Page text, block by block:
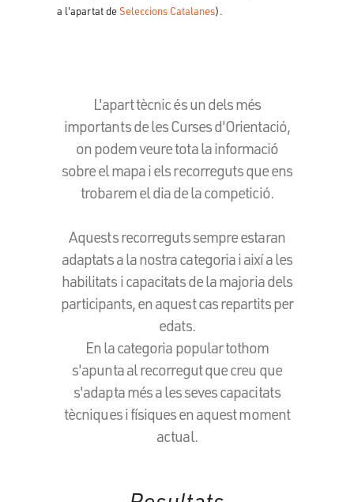
a l'apartat deSeleccions Catalanes).
L'apart tècnic és un dels més
importants de les Curses d'Orientació,
on podem veure tota la informació
sobre el mapa i els recorreguts que ens
trobarem el dia de la competició.
Aquests recorreguts sempre estaran
adaptats a la nostra categoria i així a les
habilitats i capacitats de la majoria dels
participants, en aquest cas repartits per
edats.
En la categoria popular tothom
s'apunta al recorregut que creu que
s'adapta més a les seves capacitats
tècniques i físiques en aquest moment
actual.